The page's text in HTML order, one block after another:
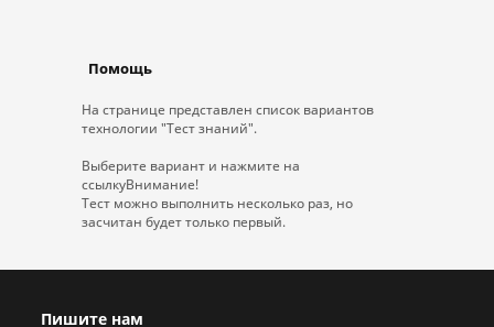
Помощь
На странице представлен список вариантов
технологии "Тест знаний".
Выберите вариант и нажмите на
ссылкуВнимание!
Тест можно выполнить несколько раз, но
засчитан будеттолько первый.
Пишите нам